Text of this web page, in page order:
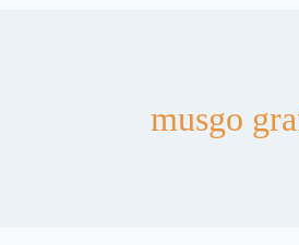
musgo